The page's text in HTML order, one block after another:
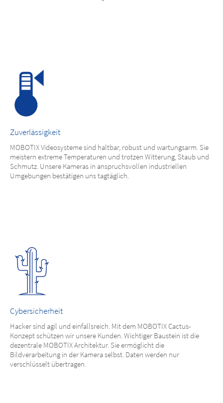
Zuverlässigkeit
MOBOTIX Videosysteme sind haltbar, robust und wartungsarm. Sie
meistern extreme Temperaturen und trotzen Witterung, Staub und
Schmutz. Unsere Kameras in anspruchsvollen industriellen
Umgebungen bestätigen uns tagtäglich.
Cybersicherheit
Hacker sind agil und einfallsreich. Mit dem MOBOTIX Cactus-
Konzept schützen wir unsere Kunden. Wichtiger Baustein ist die
dezentrale MOBOTIX Architektur. Sie ermöglicht die
Bildverarbeitung in der Kamera selbst. Daten werden nur
verschlüsselt übertragen.